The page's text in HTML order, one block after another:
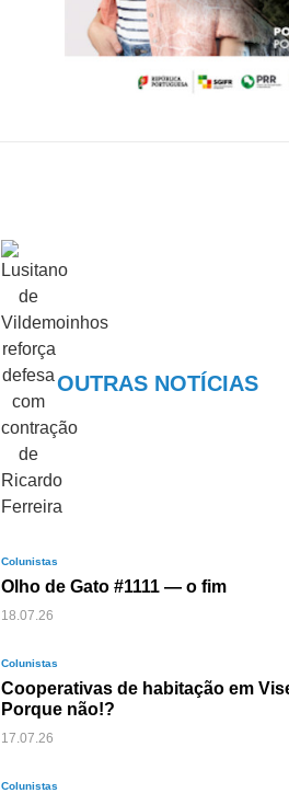
OUTRAS NOTÍCIAS
Colunistas
Olho de Gato #1111 — o fim
18.07.26
Colunistas
Cooperativas de habitação em
Porque não!?
17.07.26
Colunistas